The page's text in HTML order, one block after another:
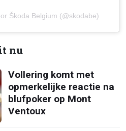
Škoda Belgium (@skodabe)
nu
Vollering komt met
opmerkelijke reactie na
blufpoker op Mont
Ventoux